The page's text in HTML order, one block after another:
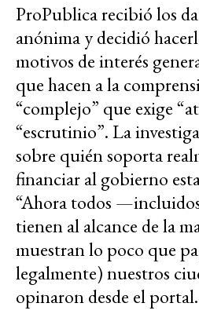
ProPublica recibió los
anónima y decidió
motivos de interés
que hacen a la
“complejo” que exige
“escrutinio”. La
sobre quién soporta
financiar al gobierno
“Ahora todos
tienen al alcance de la
muestran lo poco que
legalmente) nuestros
opinaron desde el portal.